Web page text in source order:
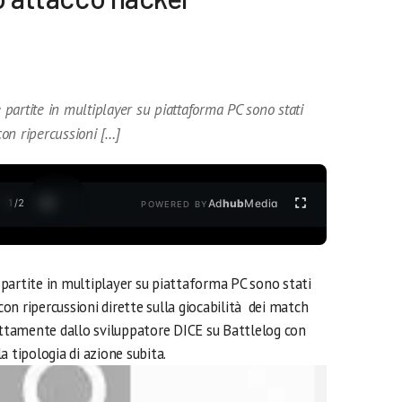
in multiplayer su piattaforma PC sono stati
ripercussioni […]
1 /2 POWERED BYAdhubMedia
in multiplayer su piattaforma PC sono stati
ripercussioni dirette sulla giocabilità dei match
dallo sviluppatore DICE su Battlelog con
tipologia di azione subita.